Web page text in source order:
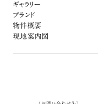
ギャラリー
ブランド
物件概要
現地案内図